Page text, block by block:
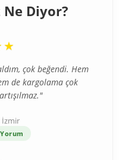
Diyor?
çok beğendi. Hem
de kargolama çok
İzmir